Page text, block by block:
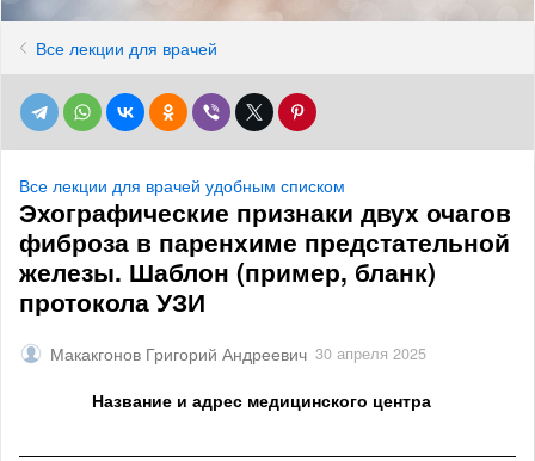
Все лекции для врачей
Все лекции для врачей удобным списком
Эхографические признаки двух очагов
фиброза в паренхиме предстательной
железы. Шаблон (пример, бланк)
протокола УЗИ
Макакгонов Григорий Андреевич 30 апреля 2025
Название и адрес медицинского центра